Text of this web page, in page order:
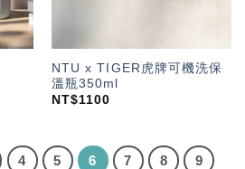
NTU x TIGER虎牌可機洗保
溫瓶350ml
NT$1100
4 5 6 7 8
9